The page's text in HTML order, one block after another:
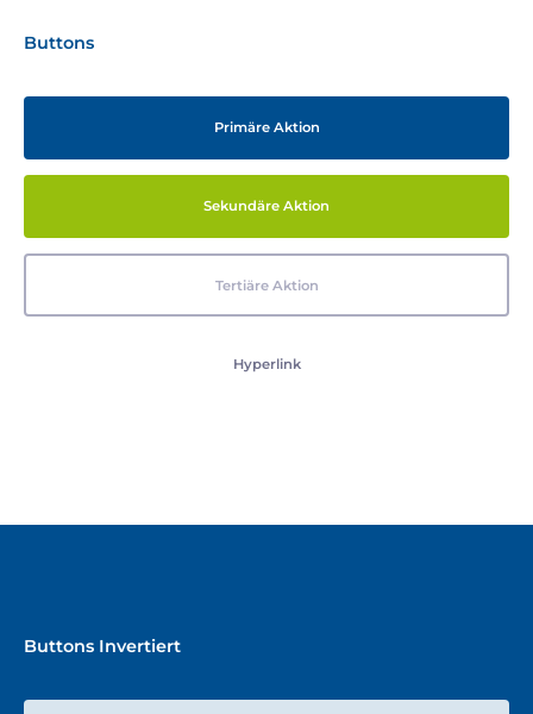
Buttons
Primäre Aktion
Sekundäre Aktion
Tertiäre Aktion
Hyperlink
Buttons Invertiert